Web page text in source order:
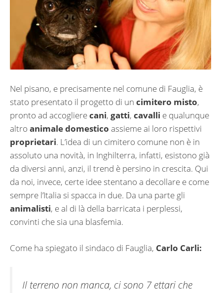
Nel pisano, e precisamente nel comune di Fauglia, è
stato presentato il progetto di un cimitero misto,
pronto ad accoglierecani, gatti, cavalli e qualunque
altro animale domestico assieme ai loro rispettivi
proprietari. L’idea di un cimitero comune non è in
assoluto una novità, in Inghilterra, infatti, esistono già
da diversi anni, anzi, il trend è persino in crescita. Qui
da noi, invece, certe idee stentano a decollare e come
sempre l’Italia si spacca in due. Da una parte gli
animalisti, e al di là della barricata i perplessi,
convinti che sia una blasfemia.
Come ha spiegato il sindaco di Fauglia, Carlo Carli:
Il terreno non manca, ci sono 7 ettari che